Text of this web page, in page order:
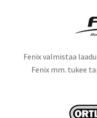
Fenix valmistaa
Fenix mm. tukee